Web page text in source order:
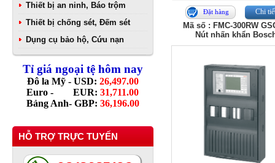
Thiết bị an ninh, Báo trộm
Thiết bị chống sét, Đếm sét
Dụng cụ bảo hộ, Cứu nạn
Tỉ giá ngoại tệ hôm nay
Đô la Mỹ - USD: 26,497.00
Euro - EUR: 31,711.00
Bảng Anh- GBP: 36,196.00
HỖ TRỢ TRỰC TUYẾN
Đặt hàng Chi
Mã số : FMC-300RW
Nút nhấn khẩn